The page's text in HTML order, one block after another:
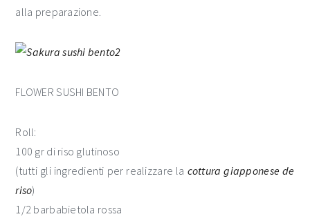
alla preparazione.
FLOWER SUSHI BENTO
Roll:
100 gr di riso glutinoso
(tutti gli ingredienti per realizzare la cottura giapponese de
riso)
1/2 barbabietola rossa